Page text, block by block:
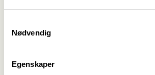
Nødvendig
Egenskaper
lederutviklingsprogram i AFF.
rådgivere i Fagforbundet
Medlemmer av Fagforbundet som